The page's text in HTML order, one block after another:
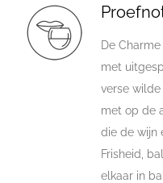
De
met
verse wilde
met op de
die de wijn
Frisheid,
elkaar in